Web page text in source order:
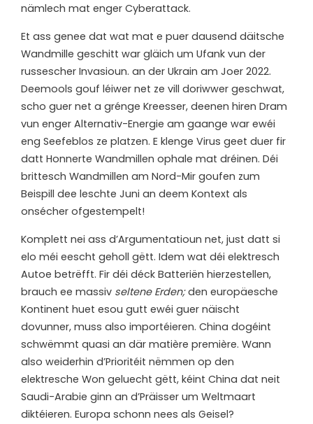
nämlech mat enger Cyberattack.
Et ass genee dat wat mat e puer dausend däitsche
Wandmille geschitt war gläich um Ufank vun der
russescher Invasioun. an der Ukrain am Joer 2022.
Deemools gouf léiwer net ze vill doriwwer geschwat,
scho guer net a grénge Kreesser, deenen hiren Dram
vun enger Alternativ-Energie am gaange war ewéi
eng Seefeblos ze platzen. E klenge Virus geet duer fir
datt Honnerte Wandmillen ophale mat dréinen. Déi
brittesch Wandmillen am Nord-Mir goufen zum
Beispill dee leschte Juni an deem Kontext als
onsécher ofgestempelt!
Komplett nei ass d’Argumentatioun net, just datt si
elo méi eescht geholl gëtt. Idem wat déi elektresch
Autoe betrëfft. Fir déi déck Batteriën hierzestellen,
brauch ee massiv seltene Erden;den europäesche
Kontinent huet esou gutt ewéi guer näischt
dovunner, muss also importéieren. China dogéint
schwëmmt quasi an där matière première. Wann
also weiderhin d’Prioritéit nëmmen op den
elektresche Won geluecht gëtt, kéint China dat neit
Saudi-Arabie ginn an d’Präisser um Weltmaart
diktéieren. Europa schonn nees als Geisel?